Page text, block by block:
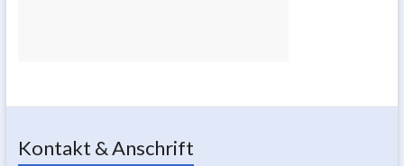
Kontakt & Anschrift